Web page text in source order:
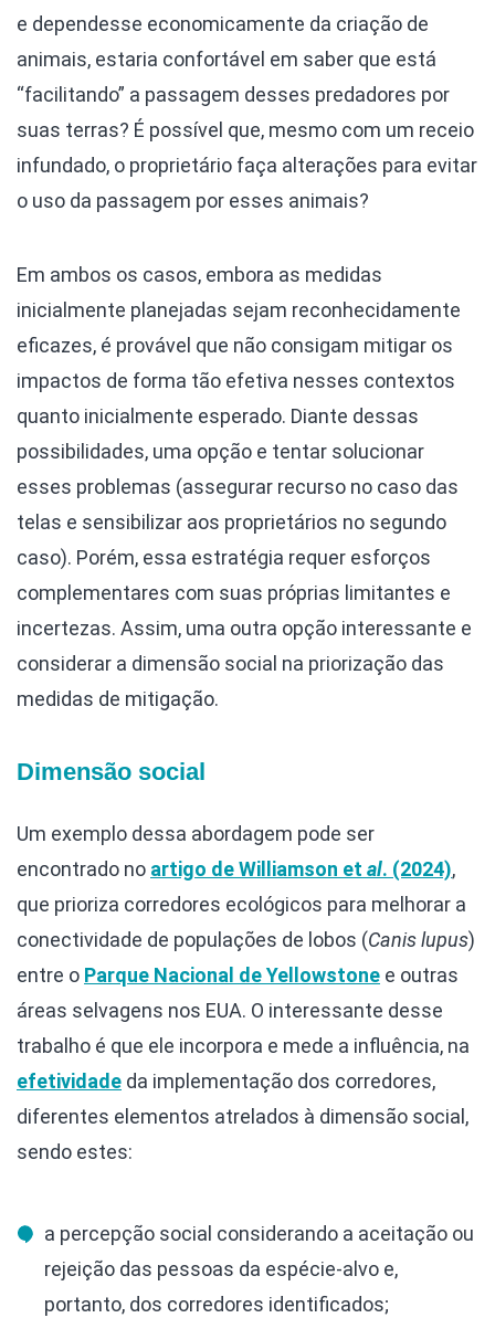
e dependesse economicamente da criação de
animais, estaria confortável em saber que está
“facilitando” a passagem desses predadores por
suas terras? É possível que, mesmo com um receio
infundado, o proprietário faça alterações para evitar
o uso da passagem por esses animais?
Em ambos os casos, embora as medidas
inicialmente planejadas sejam reconhecidamente
eficazes, é provável que não consigam mitigar os
impactos de forma tão efetiva nesses contextos
quanto inicialmente esperado. Diante dessas
possibilidades, uma opção e tentar solucionar
esses problemas (assegurar recurso no caso das
telas e sensibilizar aos proprietários no segundo
caso). Porém, essa estratégia requer esforços
complementares com suas próprias limitantes e
incertezas. Assim, uma outra opção interessante e
considerar a dimensão social na priorização das
medidas de mitigação.
Dimensão social
Um exemplo dessa abordagem pode ser
encontrado no artigo de Williamson et al. (2024),
que prioriza corredores ecológicos para melhorar a
conectividade de populações de lobos (Canis lupus)
entre o Parque Nacional de Yellowstone e outras
áreas selvagens nos EUA. O interessante desse
trabalho é que ele incorpora e mede a influência, na
efetividade da implementação dos corredores,
diferentes elementos atrelados à dimensão social,
sendo estes:
a percepção social considerando a aceitação ou
rejeição das pessoas da espécie-alvo e,
portanto, dos corredores identificados;